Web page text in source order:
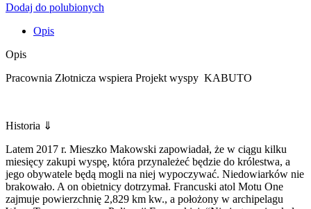
Dodaj do polubionych
Opis
Opis
Pracownia Złotnicza wspiera Projekt wyspy KABUTO
Historia ⇓
Latem 2017 r. Mieszko Makowski zapowiadał, że w ciągu kilku
miesięcy zakupi wyspę, która przynależeć będzie do królestwa, a
jego obywatele będą mogli na niej wypoczywać. Niedowiarków nie
brakowało. A on obietnicy dotrzymał. Francuski atol Motu One
zajmuje powierzchnię 2,829 km kw., a położony w archipelagu